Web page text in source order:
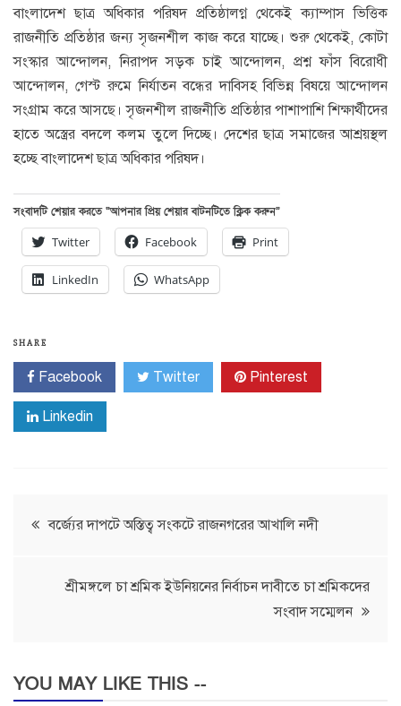
বাংলাদেশ ছাত্র অধিকার পরিষদ প্রতিষ্ঠালগ্ন থেকেই ক্যাম্পাস ভিত্তিক
রাজনীতি প্রতিষ্ঠার জন্য সৃজনশীল কাজ করে যাচ্ছে। শুরু থেকেই, কোটা
সংস্কার আন্দোলন, নিরাপদ সড়ক চাই আন্দোলন, প্রশ্ন ফাঁস বিরোধী
আন্দোলন, গেস্ট রুমে নির্যাতন বন্ধের দাবিসহ বিভিন্ন বিষয়ে আন্দোলন
সংগ্রাম করে আসছে। সৃজনশীল রাজনীতি প্রতিষ্ঠার পাশাপাশি শিক্ষার্থীদের
হাতে অস্ত্রের বদলে কলম তুলে দিচ্ছে। দেশের ছাত্র সমাজের আশ্রয়স্থল
হচ্ছে বাংলাদেশ ছাত্র অধিকার পরিষদ।
সংবাদটি শেয়ার করতে “আপনার প্রিয় শেয়ার বাটনটিতে ক্লিক করুন”
Twitter Facebook Print
LinkedIn WhatsApp
SHARE
Facebook Twitter Pinterest
Linkedin
Post
বর্জ্যের দাপটে অস্তিত্ব সংকটে রাজনগরের আখালি নদী
শ্রীমঙ্গলে চা শ্রমিক ইউনিয়নের নির্বাচন দাবীতে চা শ্রমিকদের
সংবাদ সম্মেলন
YOU MAY LIKE THIS --